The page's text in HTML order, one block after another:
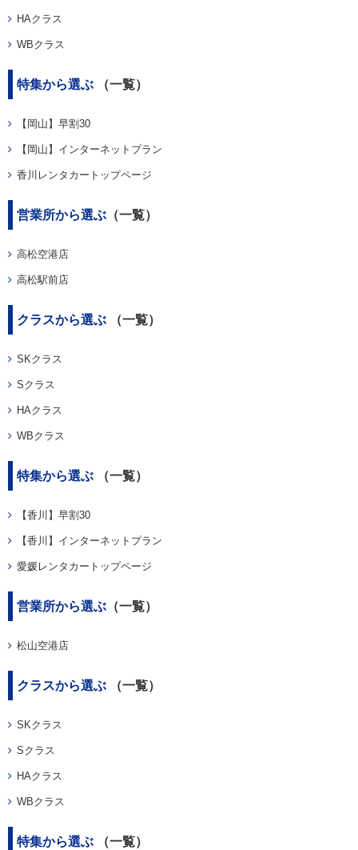
HAクラス
WBクラス
特集から選ぶ （一覧）
【岡山】早割30
【岡山】インターネットプラン
香川レンタカートップページ
営業所から選ぶ （一覧）
高松空港店
高松駅前店
クラスから選ぶ （一覧）
SKクラス
Sクラス
HAクラス
WBクラス
特集から選ぶ （一覧）
【香川】早割30
【香川】インターネットプラン
愛媛レンタカートップページ
営業所から選ぶ （一覧）
松山空港店
クラスから選ぶ （一覧）
SKクラス
Sクラス
HAクラス
WBクラス
特集から選ぶ （一覧）